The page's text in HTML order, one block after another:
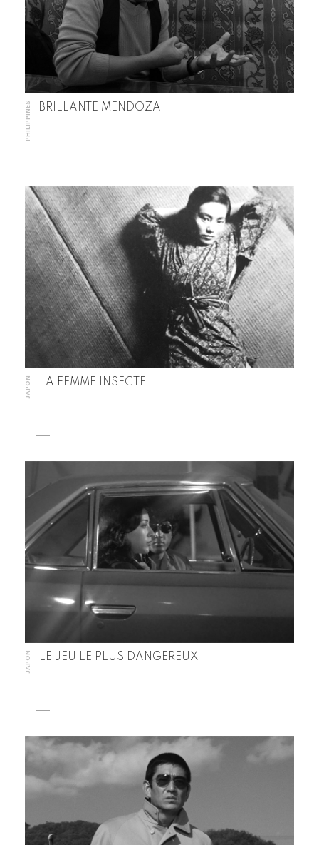
PHILIPPINES BRILLANTE MENDOZA
JAPON LA FEMME INSECTE
JAPON LE JEU LE PLUS DANGEREUX